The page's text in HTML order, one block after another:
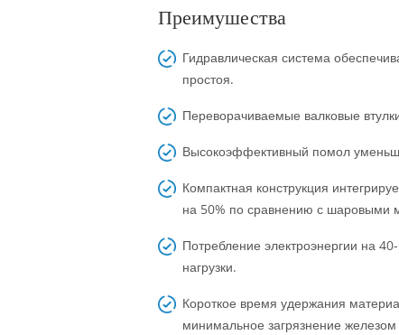
Преимушества
Гидравлическая система
простоя.
Переворачиваемые валковые
Высокоэффективный помол
Компактная конструкция
на 50% по сравнению с шаровыми
Потребление электроэнергии на
нагрузки.
Короткое время удержания
минимальное загрязнение